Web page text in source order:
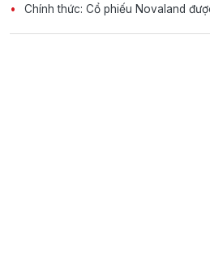
Chính thức: Cổ phiếu Novaland